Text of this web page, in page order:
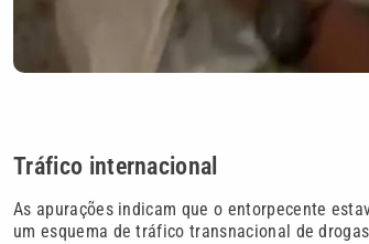
Tráfico internacional
As apurações indicam que o entorpecente
um esquema de tráfico transnacional de